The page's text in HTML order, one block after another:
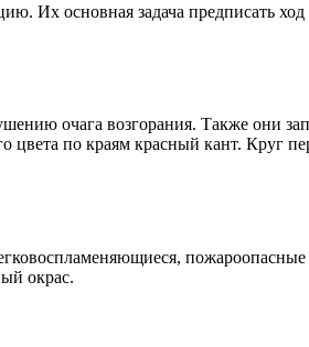
Их основная задача предписать
очага возгорания. Также они
по краям красный кант. Круг
окрас.